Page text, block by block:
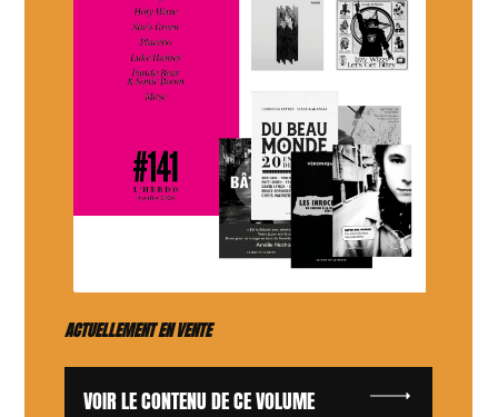
ACTUELLEMENT EN VENTE
VOIR LE CONTENU DE CE VOLUME